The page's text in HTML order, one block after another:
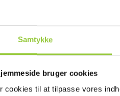
Samtykke
bruger cookies
cookies til at tilpasse vores